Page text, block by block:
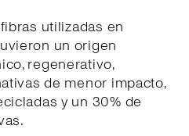
utilizadas en
un origen
regenerativo,
de menor impacto,
y un 30% de